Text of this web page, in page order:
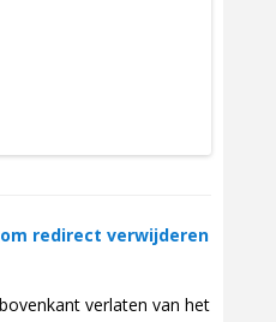
redirect verwijderen
verlaten van het